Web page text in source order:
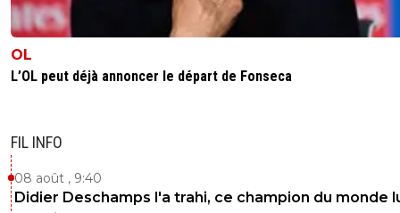
OL
L’OL peut déjà annoncer le départ de Fonseca
FIL INFO
08 août , 9:40
Didier Deschamps l'a trahi, ce champion du monde